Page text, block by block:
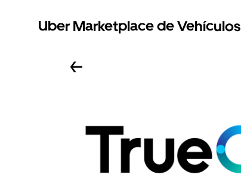
Uber Marketplace de Vehículos